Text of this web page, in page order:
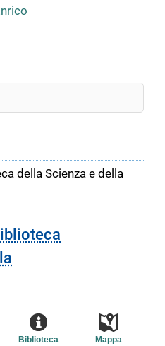
della Scienza e della
Mappa
Biblioteca